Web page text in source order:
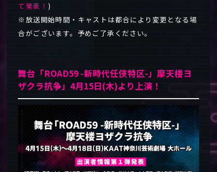
て発表！ )
※放送開始時間・キャストは都合により変更となる場
合がございます。予めご了承ください。
舞台「ROAD59 -新時代任侠特区-」摩天楼ヨ
ザクラ抗争」4月15日(木)より上演！